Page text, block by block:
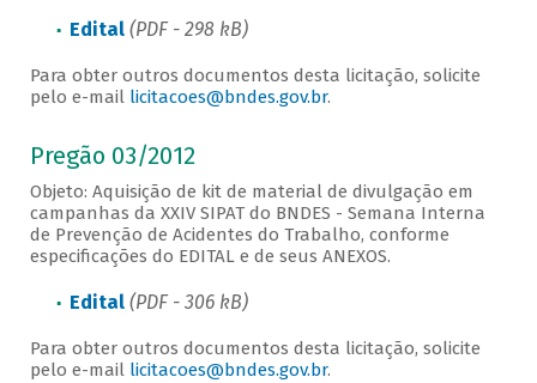
Edital (PDF - 298 kB)
Para obter outros documentos desta licitação, solicite
pelo e-mail licitacoes@bndes.gov.br.
Pregão 03/2012
Objeto: Aquisição de kit de material de divulgação em
campanhas da XXIV SIPAT do BNDES - Semana Interna
de Prevenção de Acidentes do Trabalho, conforme
especificações do EDITAL e de seus ANEXOS.
Edital (PDF - 306 kB)
Para obter outros documentos desta licitação, solicite
pelo e-mail licitacoes@bndes.gov.br.